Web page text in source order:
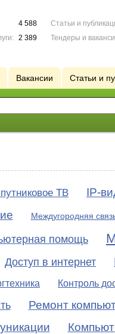
4 588
2 389
Статьи и
Тендеры и
Вакансии Статьи и
ТВ
IP-
Междугородняя
помощь
Доступ в интернет
Контроль
Ремонт